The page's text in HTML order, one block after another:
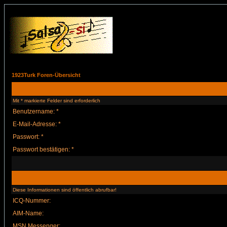
1923Turk Foren-Übersicht
Mit * markierte Felder sind erforderlich
Benutzername: *
E-Mail-Adresse: *
Passwort: *
Passwort bestätigen: *
Diese Informationen sind öffentlich abrufbar!
ICQ-Nummer:
AIM-Name: